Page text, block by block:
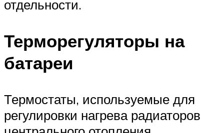
отдельности.
Терморегуляторы на
батареи
Термостаты, используемые для
регулировки нагрева радиаторов